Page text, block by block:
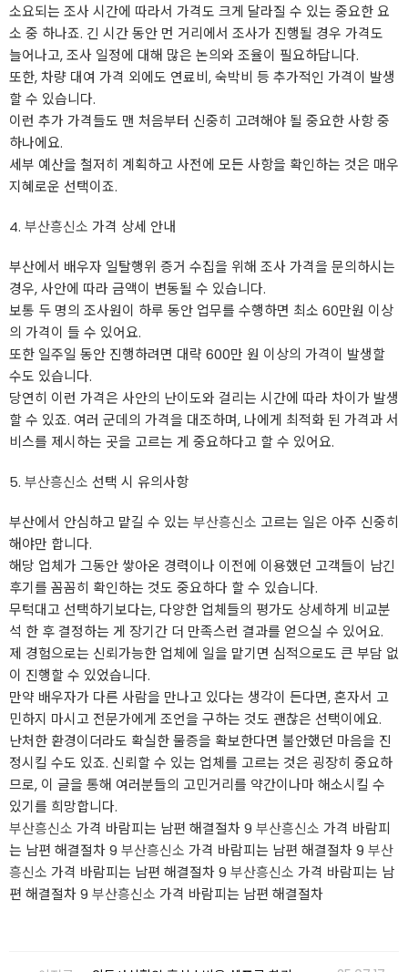
소요되는 조사 시간에 따라서 가격도 크게 달라질 수 있는 중요한 요
소 중 하나죠. 긴 시간 동안 먼 거리에서 조사가 진행될 경우 가격도
늘어나고, 조사 일정에 대해 많은 논의와 조율이 필요하답니다.
또한, 차량 대여 가격 외에도 연료비, 숙박비 등 추가적인 가격이 발생
할 수 있습니다.
이런 추가 가격들도 맨 처음부터 신중히 고려해야 될 중요한 사항 중
하나에요.
세부 예산을 철저히 계획하고 사전에 모든 사항을 확인하는 것은 매우
지혜로운 선택이죠.
4. 부산흥신소 가격 상세 안내
부산에서 배우자 일탈행위 증거 수집을 위해 조사 가격을 문의하시는
경우, 사안에 따라 금액이 변동될 수 있습니다.
보통 두 명의 조사원이 하루 동안 업무를 수행하면 최소 60만원 이상
의 가격이 들 수 있어요.
또한 일주일 동안 진행하려면 대략 600만 원 이상의 가격이 발생할
수도 있습니다.
당연히 이런 가격은 사안의 난이도와 걸리는 시간에 따라 차이가 발생
할 수 있죠. 여러 군데의 가격을 대조하며, 나에게 최적화 된 가격과 서
비스를 제시하는 곳을 고르는 게 중요하다고 할 수 있어요.
5. 부산흥신소 선택 시 유의사항
부산에서 안심하고 맡길 수 있는 부산흥신소 고르는 일은 아주 신중히
해야만 합니다.
해당 업체가 그동안 쌓아온 경력이나 이전에 이용했던 고객들이 남긴
후기를 꼼꼼히 확인하는 것도 중요하다 할 수 있습니다.
무턱대고 선택하기보다는, 다양한 업체들의 평가도 상세하게 비교분
석 한 후 결정하는 게 장기간 더 만족스런 결과를 얻으실 수 있어요.
제 경험으로는 신뢰가능한 업체에 일을 맡기면 심적으로도 큰 부담 없
이 진행할 수 있었습니다.
만약 배우자가 다른 사람을 만나고 있다는 생각이 든다면, 혼자서 고
민하지 마시고 전문가에게 조언을 구하는 것도 괜찮은 선택이에요.
난처한 환경이더라도 확실한 물증을 확보한다면 불안했던 마음을 진
정시킬 수도 있죠. 신뢰할 수 있는 업체를 고르는 것은 굉장히 중요하
므로, 이 글을 통해 여러분들의 고민거리를 약간이나마 해소시킬 수
있기를 희망합니다.
부산흥신소 가격 바람피는 남편 해결절차 9 부산흥신소 가격 바람피
는 남편 해결절차 9 부산흥신소 가격 바람피는 남편 해결절차 9 부산
흥신소 가격 바람피는 남편 해결절차 9 부산흥신소 가격 바람피는 남
편 해결절차 9 부산흥신소 가격 바람피는 남편 해결절차